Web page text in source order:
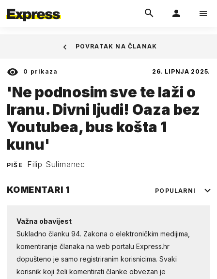
0 prikaza 26. LIPNJA 2025.
'Ne podnosim sve te laži o
Iranu. Divni ljudi! Oaza bez
Youtubea, bus košta 1
kunu'
PIŠE Filip Sulimanec
POVRATAK NA ČLANAK
KOMENTARI 1 POPULARNI
Važna obavijest
Sukladno članku 94. Zakona o elektroničkim medijima,
komentiranje članaka na web portalu Express.hr
dopušteno je samo registriranim korisnicima. Svaki
korisnik koji želi komentirati članke obvezan je